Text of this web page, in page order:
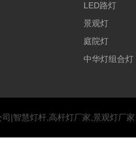
LED路灯
景观灯
庭院灯
中华灯组合灯
|智慧灯杆,高杆灯厂家,景观灯厂家